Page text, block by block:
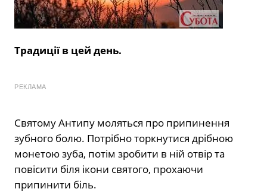
Традиції в цей день.
РЕКЛАМА
Святому Антипу моляться про припинення
зубного болю. Потрібно торкнутися дрібною
монетою зуба, потім зробити в ній отвір та
повісити біля ікони святого, прохаючи
припинити біль.